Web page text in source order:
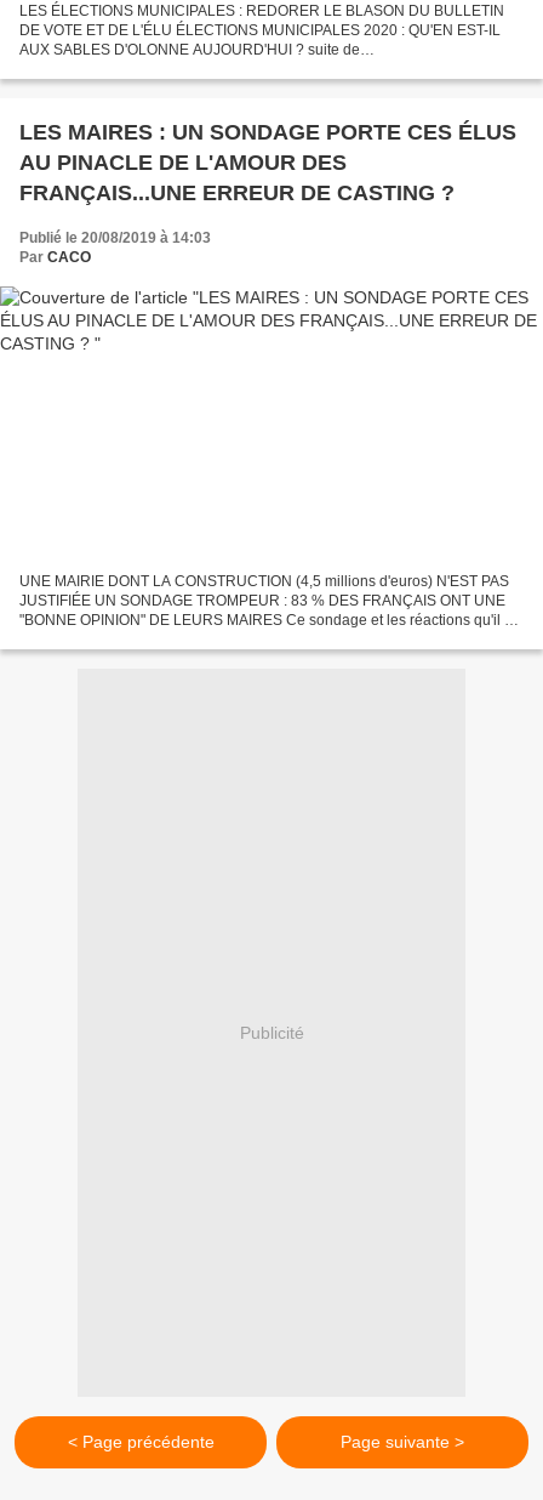
LES ÉLECTIONS MUNICIPALES : REDORER LE BLASON DU BULLETIN
DE VOTE ET DE L'ÉLU ÉLECTIONS MUNICIPALES 2020 : QU'EN EST-IL
AUX SABLES D'OLONNE AUJOURD'HUI ? suite de
elections-municipales.html...
LES MAIRES : UN SONDAGE PORTE CES ÉLUS
AU PINACLE DE L'AMOUR DES
FRANÇAIS...UNE ERREUR DE CASTING ?
Publié le 20/08/2019 à 14:03
Par CACO
UNE MAIRIE DONT LA CONSTRUCTION (4,5 millions d'euros) N'EST PAS
JUSTIFIÉE UN SONDAGE TROMPEUR : 83 % DES FRANÇAIS ONT UNE
"BONNE OPINION" DE LEURS MAIRES Ce sondage et les réactions qu'il a
Publicité
< Page précédente Page suivante >